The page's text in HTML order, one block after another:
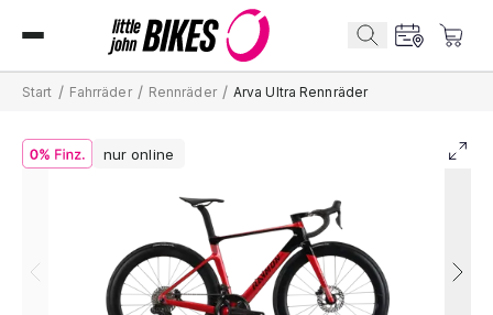
Start / Fahrräder / Rennräder / Arva Ultra Rennräder
nur online